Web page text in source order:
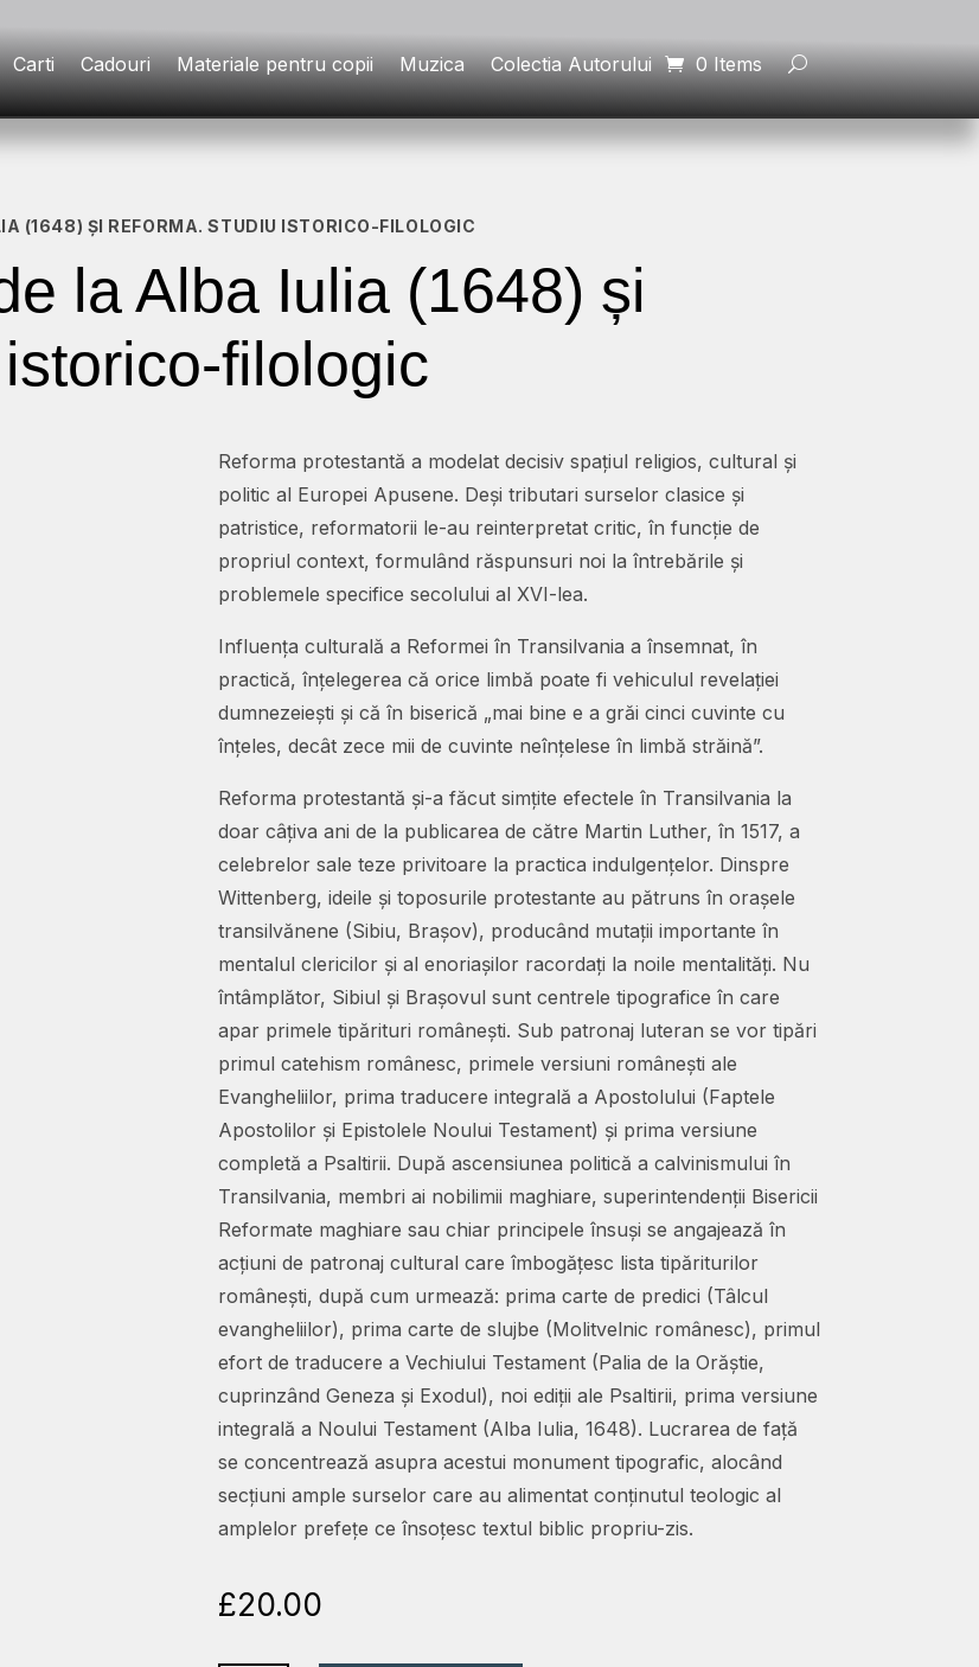
Carti Cadouri Materiale pentru copii Muzica Colectia Autorului 0 Items
(1648) ȘI REFORMA. STUDIU ISTORICO-FILOLOGIC
la Alba Iulia (1648) și
filologic
Reforma protestantă a modelat decisiv spațiul religios, cultural și
politic al Europei Apusene. Deși tributari surselor clasice și
patristice, reformatorii le-au reinterpretat critic, în funcție de
propriul context, formulând răspunsuri noi la întrebările și
problemele specifice secolului al XVI-lea.
Influența culturală a Reformei în Transilvania a însemnat, în
practică, înțelegerea că orice limbă poate fi vehiculul revelației
dumnezeiești și că în biserică „mai bine e a grăi cinci cuvinte cu
înțeles, decât zece mii de cuvinte neînțelese în limbă străină”.
Reforma protestantă și-a făcut simțite efectele în Transilvania la
doar câțiva ani de la publicarea de către Martin Luther, în 1517, a
celebrelor sale teze privitoare la practica indulgențelor. Dinspre
Wittenberg, ideile și toposurile protestante au pătruns în orașele
transilvănene (Sibiu, Brașov), producând mutații importante în
mentalul clericilor și al enoriașilor racordați la noile mentalități. Nu
întâmplător, Sibiul și Brașovul sunt centrele tipografice în care
apar primele tipărituri românești. Sub patronaj luteran se vor tipări
primul catehism românesc, primele versiuni românești ale
Evangheliilor, prima traducere integrală a Apostolului (Faptele
Apostolilor și Epistolele Noului Testament) și prima versiune
completă a Psaltirii. După ascensiunea politică a calvinismului în
Transilvania, membri ai nobilimii maghiare, superintendenții Bisericii
Reformate maghiare sau chiar principele însuși se angajează în
acțiuni de patronaj cultural care îmbogățesc lista tipăriturilor
românești, după cum urmează: prima carte de predici (Tâlcul
evangheliilor), prima carte de slujbe (Molitvelnic românesc), primul
efort de traducere a Vechiului Testament (Palia de la Orăștie,
cuprinzând Geneza și Exodul), noi ediții ale Psaltirii, prima versiune
integrală a Noului Testament (Alba Iulia, 1648). Lucrarea de față
se concentrează asupra acestui monument tipografic, alocând
secțiuni ample surselor care au alimentat conținutul teologic al
amplelor prefețe ce însoțesc textul biblic propriu-zis.
£20.00